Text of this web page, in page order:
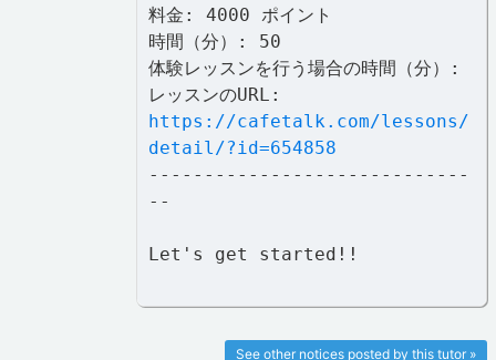
料金: 4000 ポイント
時間（分）: 50
体験レッスンを行う場合の時間（分）:
レッスンのURL:
https://cafetalk.com/lessons/
detail/?id=654858
-----------------------------
--
Let's get started!!
See other notices posted by this tutor »